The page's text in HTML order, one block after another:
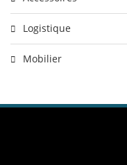
Logistique
Mobilier